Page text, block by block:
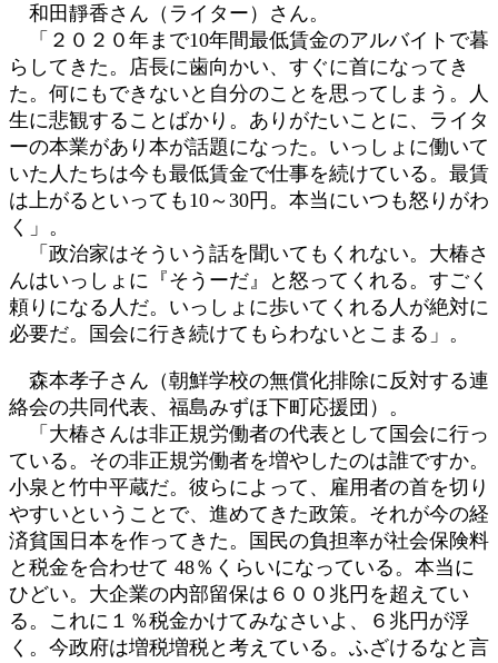
和田靜香さん（ライター）さん。
「２０２０年まで10年間最低賃金のアルバイトで暮
らしてきた。店長に歯向かい、すぐに首になってき
た。何にもできないと自分のことを思ってしまう。人
生に悲観することばかり。ありがたいことに、ライタ
ーの本業があり本が話題になった。いっしょに働いて
いた人たちは今も最低賃金で仕事を続けている。最賃
は上がるといっても10～30円。本当にいつも怒りがわ
く」。
「政治家はそういう話を聞いてもくれない。大椿さ
んはいっしょに『そうーだ』と怒ってくれる。すごく
頼りになる人だ。いっしょに歩いてくれる人が絶対に
必要だ。国会に行き続けてもらわないとこまる」。
森本孝子さん（朝鮮学校の無償化排除に反対する連
絡会の共同代表、福島みずほ下町応援団）。
「大椿さんは非正規労働者の代表として国会に行っ
ている。その非正規労働者を増やしたのは誰ですか。
小泉と竹中平蔵だ。彼らによって、雇用者の首を切り
やすいということで、進めてきた政策。それが今の経
済貧国日本を作ってきた。国民の負担率が社会保険料
と税金を合わせて 48％くらいになっている。本当に
ひどい。大企業の内部留保は６００兆円を超えてい
る。これに１％税金かけてみなさいよ、６兆円が浮
く。今政府は増税増税と考えている。ふざけるなと言